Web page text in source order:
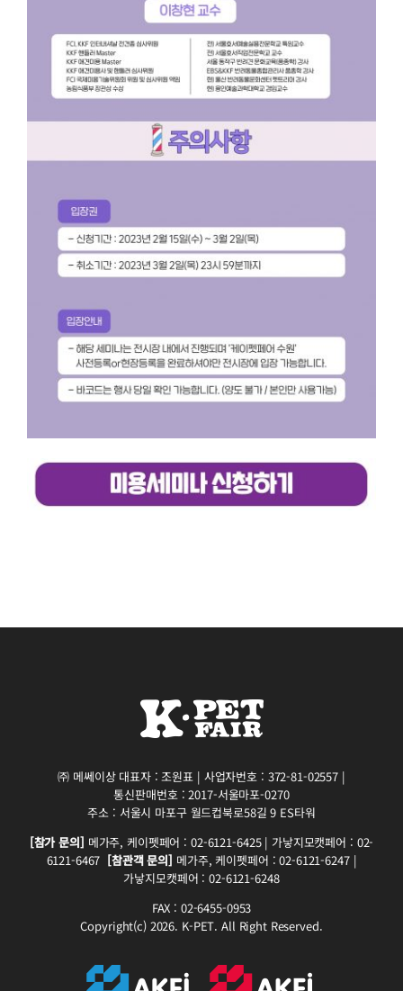
㈜ 메쎄이상 대표자 : 조원표 | 사업자번호 : 372-81-02557 |
통신판매번호 : 2017-서울마포-0270
주소 : 서울시 마포구 월드컵북로58길 9 ES타워
[참가 문의] 메가주, 케이펫페어 : 02-6121-6425 | 가낳지모캣페어 : 02-
6121-6467 [참관객 문의] 메가주, 케이펫페어 : 02-6121-6247 |
가낳지모캣페어 : 02-6121-6248
FAX : 02-6455-0953
Copyright(c) 2026. K-PET. All Right Reserved.